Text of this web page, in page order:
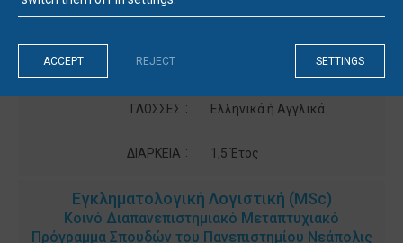
ECTS
ΓΛΩΣΣΕΣ : Ελληνικά ή Αγγλικά
ΔΙΑΡΚΕΙΑ : 1,5 Έτος
Εγκληματολογική Λογιστική (MSc)
Κοινό Διαπανεπιστημιακό Μεταπτυχιακό
Πρόγραμμα Σπουδών του Πανεπιστημίου Νεάπολις
ACCEPT SETTINGS
REJECT